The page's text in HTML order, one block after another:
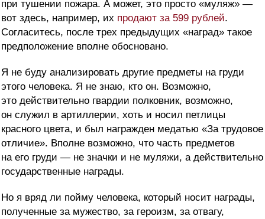
при тушении пожара. А может, это просто «муляж» —
вот здесь, например, их продают за 599 рублей.
Согласитесь, после трех предыдущих «наград» такое
предположение вполне обосновано.
Я не буду анализировать другие предметы на груди
этого человека. Я не знаю, кто он. Возможно,
это действительно гвардии полковник, возможно,
он служил в артиллерии, хоть и носил петлицы
красного цвета, и был награжден медатью «За трудовое
отличие». Вполне возможно, что часть предметов
на его груди — не значки и не муляжи, а действительно
государственные награды.
Но я вряд ли пойму человека, который носит награды,
полученные за мужество, за героизм, за отвагу,